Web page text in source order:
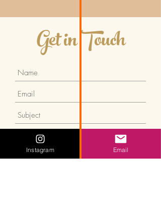
Get in Touch
Instagram Email